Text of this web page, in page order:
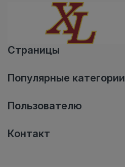
Страницы
Популярные категории
Пользователю
Контакт